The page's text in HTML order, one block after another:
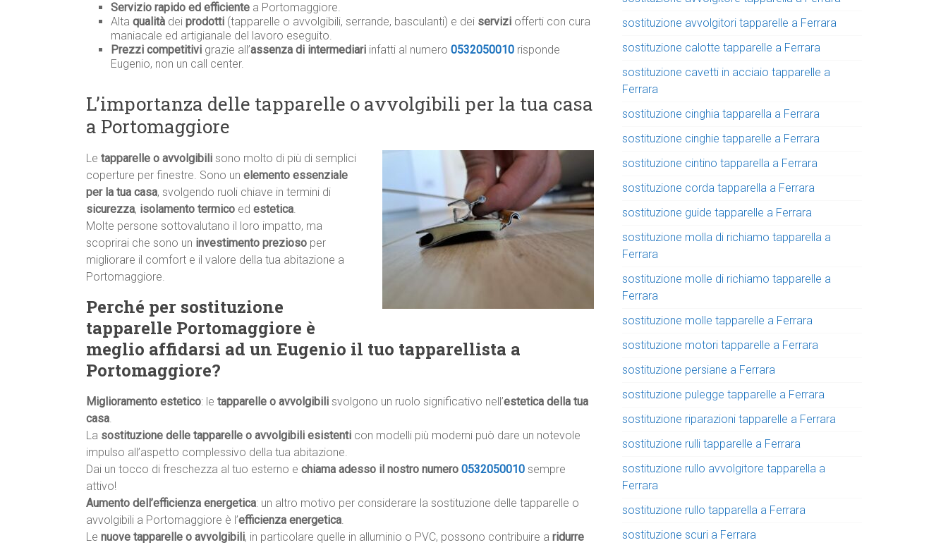
Servizio rapido ed efficiente a Portomaggiore.
Alta qualità dei prodotti (tapparelle o avvolgibili, serrande, basculanti) e dei servizi offerti con cura
maniacale ed artigianale del lavoro eseguito.
Prezzi competitivi grazie all’assenza di intermediari infatti al numero 0532050010 risponde
Eugenio, non un call center.
L’importanza delle tapparelle o avvolgibili per la tua casa
a Portomaggiore
Le tapparelle o avvolgibili sono molto di più di semplici
coperture per finestre. Sono un elemento essenziale
per la tua casa, svolgendo ruoli chiave in termini di
sicurezza, isolamento termico ed estetica.
Molte persone sottovalutano il loro impatto, ma
scoprirai che sono un investimento prezioso per
migliorare il comfort e il valore della tua abitazione a
Portomaggiore.
Perché per sostituzione
tapparelle Portomaggiore è
meglio affidarsi ad un Eugenio il tuo tapparellista a
Portomaggiore?
Miglioramento estetico: le tapparelle o avvolgibili svolgono un ruolo significativo nell’estetica della tua
casa.
La sostituzione delle tapparelle o avvolgibili esistenti con modelli più moderni può dare un notevole
impulso all’aspetto complessivo della tua abitazione.
Dai un tocco di freschezza al tuo esterno e chiama adesso il nostro numero 0532050010 sempre
attivo!
Aumento dell’efficienza energetica: un altro motivo per considerare la sostituzione delle tapparelle o
avvolgibili a Portomaggiore è l’efficienza energetica.
Le nuove tapparelle o avvolgibili, in particolare quelle in alluminio o PVC, possono contribuire a ridurre
sostituzione avvolgitori tapparelle a Ferrara
sostituzione calotte tapparelle a Ferrara
sostituzione cavetti in acciaio tapparelle a
Ferrara
sostituzione cinghia tapparella a Ferrara
sostituzione cinghie tapparelle a Ferrara
sostituzione cintino tapparella a Ferrara
sostituzione corda tapparella a Ferrara
sostituzione guide tapparelle a Ferrara
sostituzione molla di richiamo tapparella a
Ferrara
sostituzione molle di richiamo tapparelle a
Ferrara
sostituzione molle tapparelle a Ferrara
sostituzione motori tapparelle a Ferrara
sostituzione persiane a Ferrara
sostituzione pulegge tapparelle a Ferrara
sostituzione riparazioni tapparelle a Ferrara
sostituzione rulli tapparelle a Ferrara
sostituzione rullo avvolgitore tapparella a
Ferrara
sostituzione rullo tapparella a Ferrara
sostituzione scuri a Ferrara